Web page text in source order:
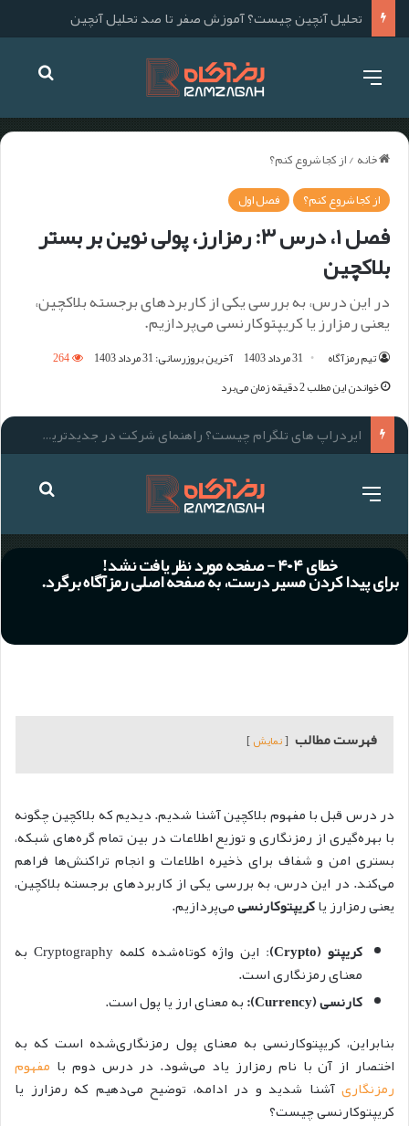
خانه/از کجا شروع کنم؟
از کجا شروع کنم؟
فصل اول
فصل ۱، درس ۳: رمزارز، پولی نوین بر بستر
بلاکچین
در این درس، به بررسی یکی از کاربردهای برجسته بلاکچین،
یعنی رمزارز یا کریپتوکارنسی می‌پردازیم.
تیم رمزآگاه 31 مرداد 1403 آخرین بروزرسانی: 31 مرداد 1403
264
خواندن این مطلب 2 دقیقه زمان می‌برد
فهرست مطالب نمایش
در درس قبل با مفهوم بلاکچین آشنا شدیم. دیدیم که بلاکچین چگونه
با بهره‌گیری از رمزنگاری و توزیع اطلاعات در بین تمام گره‌های شبکه،
بستری امن و شفاف برای ذخیره اطلاعات و انجام تراکنش‌ها فراهم
می‌کند. در این درس، به بررسی یکی از کاربردهای برجسته بلاکچین،
یعنی رمزارز یاکریپتوکارنسیمی‌پردازیم.
کریپتو (Crypto)
: این واژه کوتاه‌شده کلمه Cryptography به
معنای رمزنگاری است.
کارنسی (Currency):
به معنای ارز یا پول است.
بنابراین، کریپتوکارنسی به معنای پول رمزنگاری‌شده است که به
اختصار از آن با نام رمزارز یاد می‌شود. در درس دوم با مفهوم
رمزنگاری آشنا شدید و در ادامه، توضیح می‌دهیم که رمزارز یا
کریپتوکارنسی چیست؟